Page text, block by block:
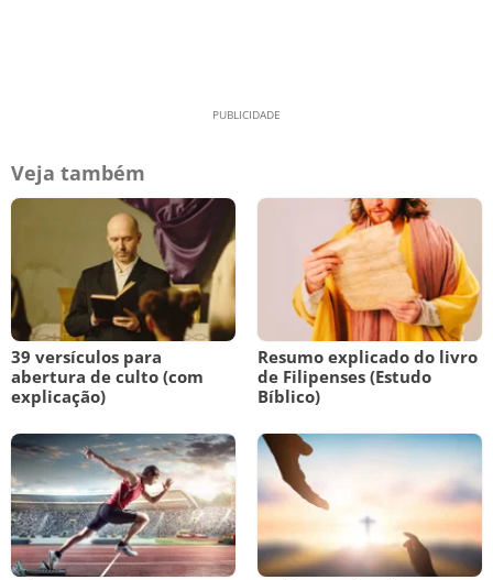
Veja também
39 versículos para
abertura de culto (com
explicação)
Resumo explicado do livro
de Filipenses (Estudo
Bíblico)